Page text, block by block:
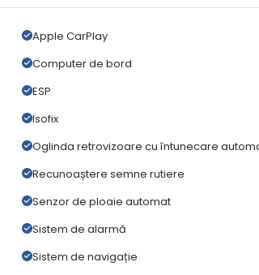
Apple CarPlay
Computer de bord
ESP
Isofix
Oglinda retrovizoare cu întunecare
Recunoaștere semne rutiere
Senzor de ploaie automat
Sistem de alarmă
Sistem de navigație